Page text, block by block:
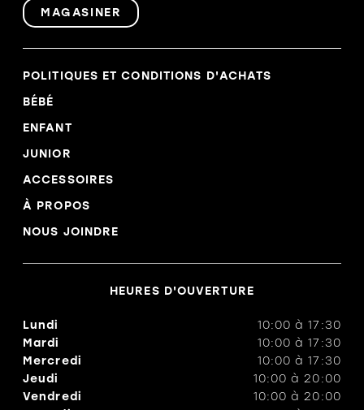
MAGASINER
POLITIQUES ET CONDITIONS D'ACHATS
BÉBÉ
ENFANT
JUNIOR
ACCESSOIRES
À PROPOS
NOUS JOINDRE
HEURES D'OUVERTURE
Lundi 10:00 à17:30
Mardi
10:00 à17:30
Mercredi
10:00 à17:30
Jeudi
10:00 à20:00
Vendredi
10:00 à20:00